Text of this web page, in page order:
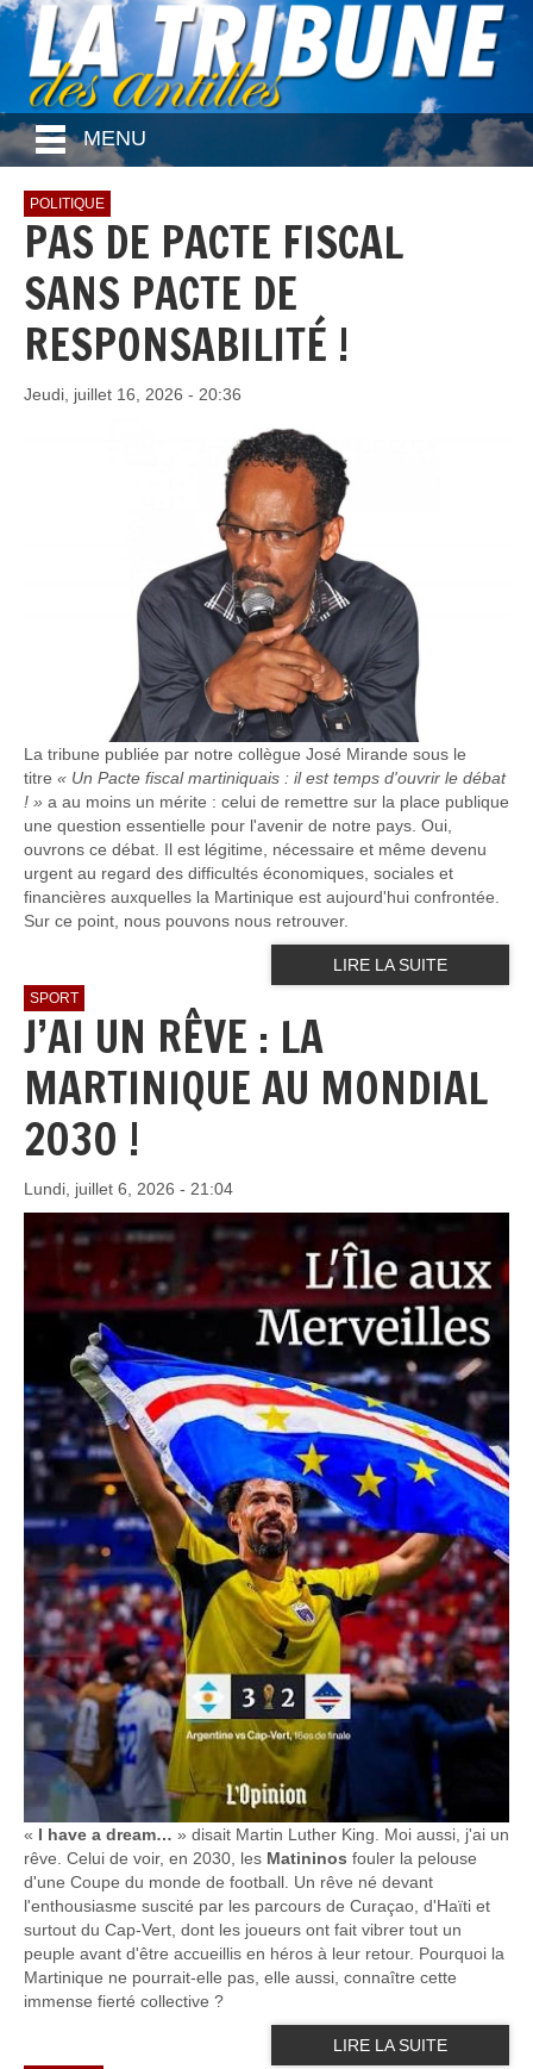
MENU
POLITIQUE
PAS DE PACTE FISCAL
SANS PACTE DE
RESPONSABILITÉ !
Jeudi, juillet 16, 2026 - 20:36
La tribune publiée par notre collègue José Mirande sous le
titre « Un Pacte fiscal martiniquais : il est temps d'ouvrir le débat
! » a au moins un mérite : celui de remettre sur la place publique
une question essentielle pour l'avenir de notre pays. Oui,
ouvrons ce débat. Il est légitime, nécessaire et même devenu
urgent au regard des difficultés économiques, sociales et
financières auxquelles la Martinique est aujourd'hui confrontée.
Sur ce point, nous pouvons nous retrouver.
LIRE LA SUITE
SPORT
J’AI UN RÊVE : LA
MARTINIQUE AU MONDIAL
2030 !
Lundi, juillet 6, 2026 - 21:04
« I have a dream… » disait Martin Luther King. Moi aussi, j'ai un
rêve. Celui de voir, en 2030, les Matininos fouler la pelouse
d'une Coupe du monde de football. Un rêve né devant
l'enthousiasme suscité par les parcours de Curaçao, d'Haïti et
surtout du Cap-Vert, dont les joueurs ont fait vibrer tout un
peuple avant d'être accueillis en héros à leur retour. Pourquoi la
Martinique ne pourrait-elle pas, elle aussi, connaître cette
immense fierté collective ?
LIRE LA SUITE